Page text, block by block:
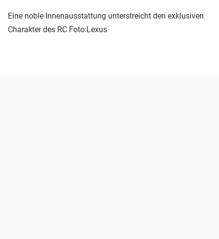
Eine noble Innenausstattung unterstreicht den exklusiven
Charakter des RC Foto:Lexus